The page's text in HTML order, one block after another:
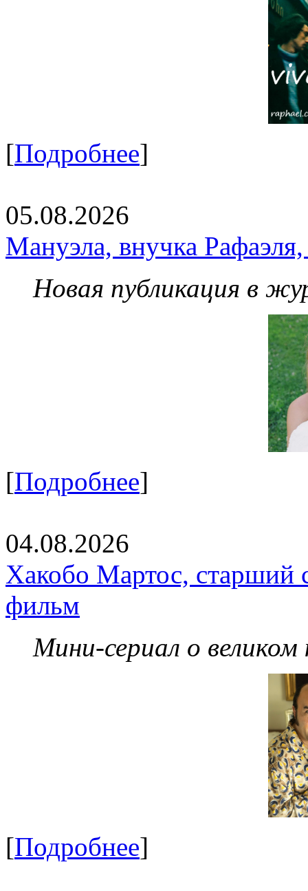
[Подробнее]
05.08.2026
Мануэла, внучка
Новая публикация в
[Подробнее]
04.08.2026
Хакобо Мартос, старший
фильм
Мини-сериал о великом
[Подробнее]